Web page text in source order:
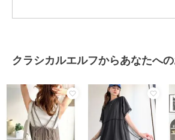
１枚で着るのはもちろん、Tシャツから薄手の
女性らしい印象を与えてくれる1着なので、
シアートップスを中に合わせたり
シャツやカーディガンを上から羽織ったこな
すめ☆
足元はパンプスやミュールできれいめに、ス
クラシカルエルフからあなたへ